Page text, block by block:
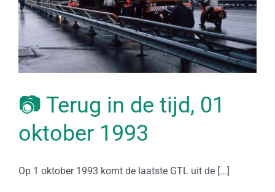
📷 Terug in de tijd, 01
oktober 1993
Op 1 oktober 1993 komt de laatste GTL uit de [...]